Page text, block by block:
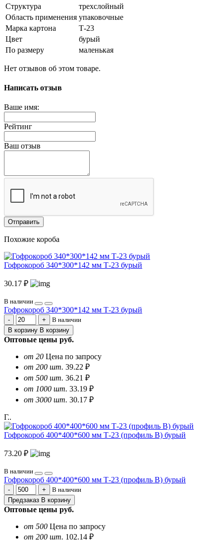
Структура
трехслойный
Область применения упаковочные
Марка картона
Т-23
Цвет
бурый
По размеру
маленькая
Нет отзывов об этом товаре.
Написать отзыв
Ваше имя:
Рейтинг
Ваш отзыв
Отправить
Похожие короба
Гофрокороб 340*300*142 мм Т-23 бурый
30.17 ₽
В наличии
Гофрокороб 340*300*142 мм Т-23 бурый
В наличии
В корзину В корзину
Оптовые цены руб.
от 20 Цена по запросу
от 200 шт. 39.22 ₽
от 500 шт. 36.21 ₽
от 1000 шт. 33.19 ₽
от 3000 шт. 30.17 ₽
Г..
Гофрокороб 400*400*600 мм Т-23 (профиль B) бурый
73.20 ₽
В наличии
Гофрокороб 400*400*600 мм Т-23 (профиль B) бурый
В наличии
Предзаказ В корзину
Оптовые цены руб.
от 500 Цена по запросу
от 200 шт. 102.14 ₽